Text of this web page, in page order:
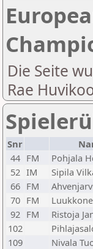
Die Seite
Rae
Snr
44 FM Pohjala
52 IM Sipila
66 FM
70 FM
92 FM Ristoja
102
109
Nivala